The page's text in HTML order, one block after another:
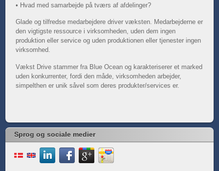
• Hvad med samarbejde på tværs af afdelinger?
Glade og tilfredse medarbejdere driver væksten. Medarbejderne er
den vigtigste ressource i virksomheden, uden dem ingen
produktion eller service og uden produktionen eller tjenester ingen
virksomhed.
Vækst Drive stammer fra Blue Ocean og karakteriserer et marked
uden konkurrenter, fordi den måde, virksomheden arbejder,
simpelthen er unik såvel som deres produkter/services er.
Sprog og sociale medier